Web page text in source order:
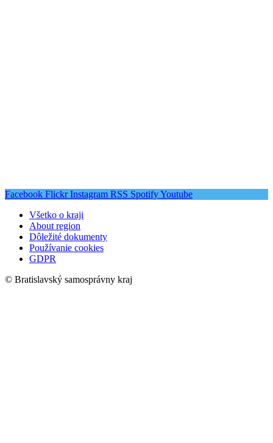
Facebook Flickr Instagram RSS SpotifyYoutube
Všetko o kraji
About region
Dôležité dokumenty
Používanie cookies
GDPR
© Bratislavský samosprávny kraj